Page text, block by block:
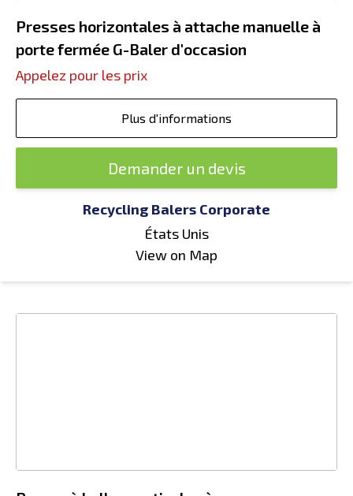
Presses horizontales à attache manuelle à
porte fermée G-Baler d'occasion
Appelez pour les prix
Plus d'informations
Demander un devis
Recycling Balers Corporate
États Unis
View on Map